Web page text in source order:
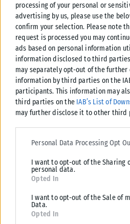
processing of your personal or
advertising by us, please use the
confirm your selection. Please note
request is processed you may
ads based on personal information
information disclosed to third
may separately opt-out of the
information by third parties on the
participants. This information may
third parties on the IAB’s List of
may further disclose it to other third
Please note that this website/app
services and may gather and store
deny consent to Google and its
for below specified purposes in
Personal Data Processing Opt
I want to opt-out of the Sharing
personal data.
Opted In
I want to opt-out of the Sale of
Data.
Opted In
Η Χαλκιδική «κατέκτησε» τους
τουρίστες – Πρώτη εθνικότητα σε
αφίξεις
ΑΝΑΡΤΉΘΗΚΕ ΑΠΌ ΚΩΝΣΤΑΝΤΊΝΟΣ ΟΥΖΟΎΝΟΓΛΟΥ
Ηχηρό άδειασμα Μαρινάκη στον
ΑΝΑΡΤΉΘΗΚΕ ΑΠΌ ΚΩΝΣΤΑΝΤΊΝΟΣ ΟΥΖΟΎΝΟΓΛΟΥ
Εκτροχιάστηκε βαγόνι συντήρησης
Τραμ σύμφωνα με το ΑΙ (ΦΩΤΟ)
ΑΝΑΡΤΉΘΗΚΕ ΑΠΌ ΚΩΝΣΤΑΝΤΊΝΟΣ ΟΥΖΟΎΝΟΓΛΟΥ
Ο Χρήστος τρέχει έναν μεγάλο
ΑΝΑΡΤΉΘΗΚΕ ΑΠΌ